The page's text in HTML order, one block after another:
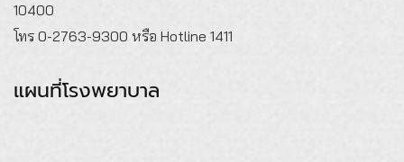
10400
โทร 0-2763-9300 หรือ Hotline 1411
แผนที่โรงพยาบาล